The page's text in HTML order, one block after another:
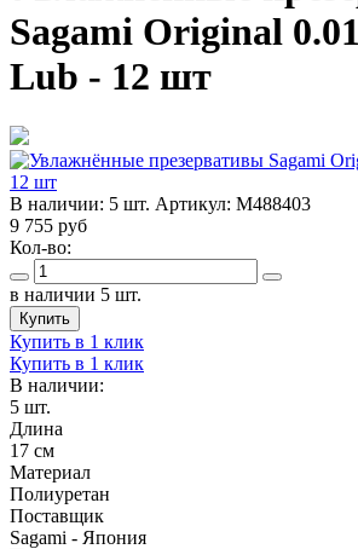
Sagami Original
Lub - 12 шт
В наличии: 5 шт. Артикул: M488403
9 755 руб
Кол-во:
в наличии 5 шт.
Купить
Купить в 1 клик
Купить в 1 клик
В наличии:
5 шт.
Длина
17 см
Материал
Полиуретан
Поставщик
Sagami - Япония